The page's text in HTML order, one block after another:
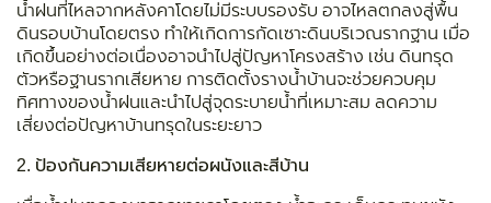
น้ำฝนที่ไหลจากหลังคาโดยไม่มีระบบรองรับ อาจไหลตกลงสู่พื้น
ดินรอบบ้านโดยตรง ทำให้เกิดการกัดเซาะดินบริเวณรากฐาน เมื่อ
เกิดขึ้นอย่างต่อเนื่องอาจนำไปสู่ปัญหาโครงสร้าง เช่น ดินทรุด
ตัวหรือฐานรากเสียหาย การติดตั้งรางน้ำบ้านจะช่วยควบคุม
ทิศทางของน้ำฝนและนำไปสู่จุดระบายน้ำที่เหมาะสม ลดความ
เสี่ยงต่อปัญหาบ้านทรุดในระยะยาว
2. ป้องกันความเสียหายต่อผนังและสีบ้าน